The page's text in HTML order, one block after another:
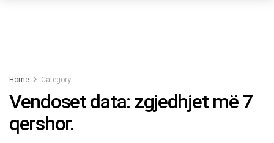
Home Category
Vendoset data: zgjedhjet më 7
qershor.